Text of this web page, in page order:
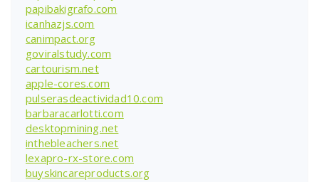
papibakigrafo.com
icanhazjs.com
canimpact.org
goviralstudy.com
cartourism.net
apple-cores.com
pulserasdeactividad10.com
barbaracarlotti.com
desktopmining.net
inthebleachers.net
lexapro-rx-store.com
buyskincareproducts.org